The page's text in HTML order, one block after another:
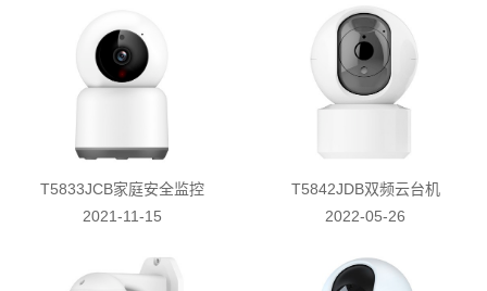
T5833JCB家庭安全监控
2021-11-15
T5842JDB双频云台机
2022-05-26